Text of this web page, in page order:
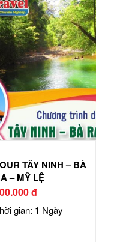
TÂY NINH – BÀ
– MỸ LỆ
đ
gian: 1 Ngày